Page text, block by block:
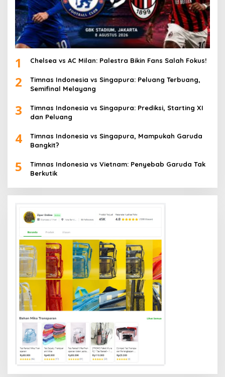
1 Chelsea vs AC Milan: Palestra Bikin Fans Salah Fokus!
2
Timnas Indonesia vs Singapura: Peluang Terbuang,
Semifinal Melayang
3
Timnas Indonesia vs Singapura: Prediksi, Starting XI
dan Peluang
4
Timnas Indonesia vs Singapura, Mampukah Garuda
Bangkit?
5
Timnas Indonesia vs Vietnam: Penyebab Garuda Tak
Berkutik